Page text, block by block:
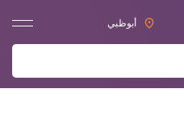
أبوظبي